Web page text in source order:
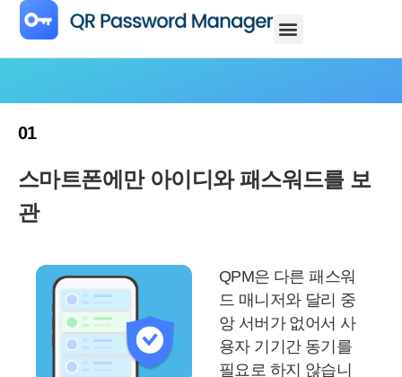
01
스마트폰에만 아이디와 패스워드를 보
관
QPM은 다른 패스워
드 매니저와 달리 중
앙 서버가 없어서 사
용자 기기간 동기를
필요로 하지 않습니